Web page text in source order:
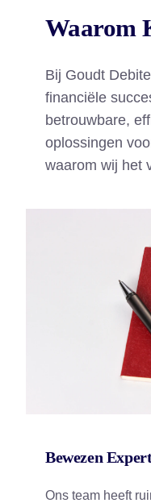
Waarom
Bij Goudt
financiële
betrouwbare,
oplossingen
waarom wij het
Bewezen
Ons team heeft